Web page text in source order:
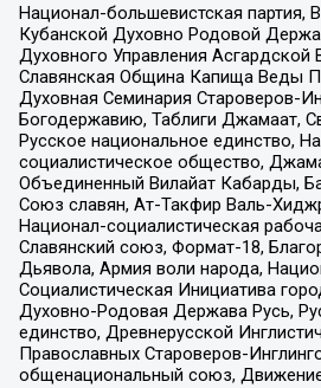
Национал-большевистская партия,
Кубанской Духовно Родовой
Духовного Управления Асгардской
Славянская Община Капища Веды
Духовная Семинария Староверов-
Богодержавию, Таблиги Джамаат,
Русское национальное единство,
социалистическое общество,
Объединенный Вилайат Кабарды,
Союз славян, Ат-Такфир Валь-
Национал-социалистическая
Славянский союз, Формат-18,
Дьявола, Армия воли народа,
Социалистическая Инициатива
Духовно-Родовая Держава Русь,
единство, Древнерусской
Православных Староверов-
общенациональный союз, Движение